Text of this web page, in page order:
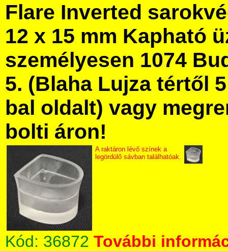
Flare Inverted
12 x 15 mm Kapható
személyesen 1074
5. (Blaha Lujza tértől
bal oldalt) vagy
bolti áron!
A raktáron lévő színek a
legördülő sávban találhatóak.
Kód: 36872 További